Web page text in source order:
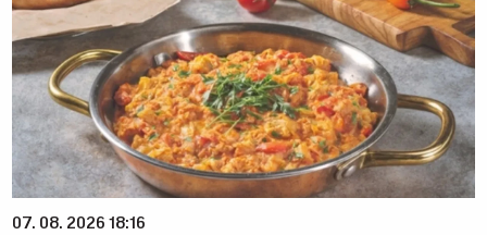
07. 08. 2026 18:16